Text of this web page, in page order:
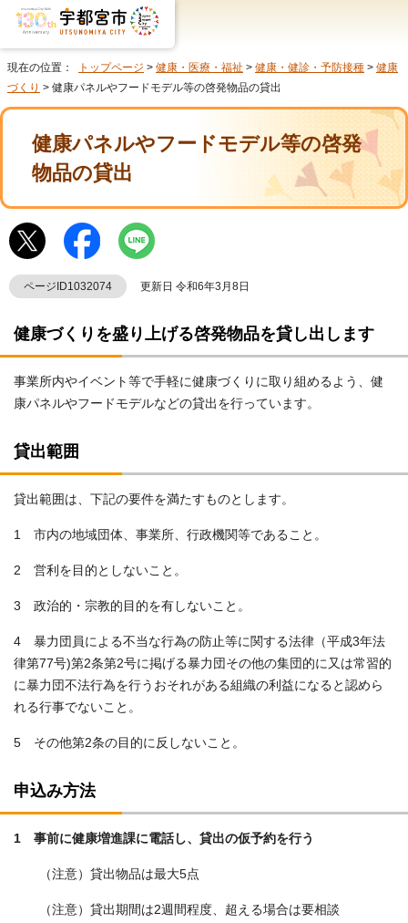
現在の位置： トップページ > 健康・医療・福祉 > 健康・健診・予防接種 > 健康
づくり > 健康パネルやフードモデル等の啓発物品の貸出
健康パネルやフードモデル等の啓発
物品の貸出
ページID1032074 更新日 令和6年3月8日
健康づくりを盛り上げる啓発物品を貸し出します
事業所内やイベント等で手軽に健康づくりに取り組めるよう、健
康パネルやフードモデルなどの貸出を行っています。
貸出範囲
貸出範囲は、下記の要件を満たすものとします。
1 市内の地域団体、事業所、行政機関等であること。
2 営利を目的としないこと。
3 政治的・宗教的目的を有しないこと。
4 暴力団員による不当な行為の防止等に関する法律（平成3年法
律第77号)第2条第2号に掲げる暴力団その他の集団的に又は常習的
に暴力団不法行為を行うおそれがある組織の利益になると認めら
れる行事でないこと。
5 その他第2条の目的に反しないこと。
申込み方法
1 事前に健康増進課に電話し、貸出の仮予約を行う
（注意）貸出物品は最大5点
（注意）貸出期間は2週間程度、超える場合は要相談